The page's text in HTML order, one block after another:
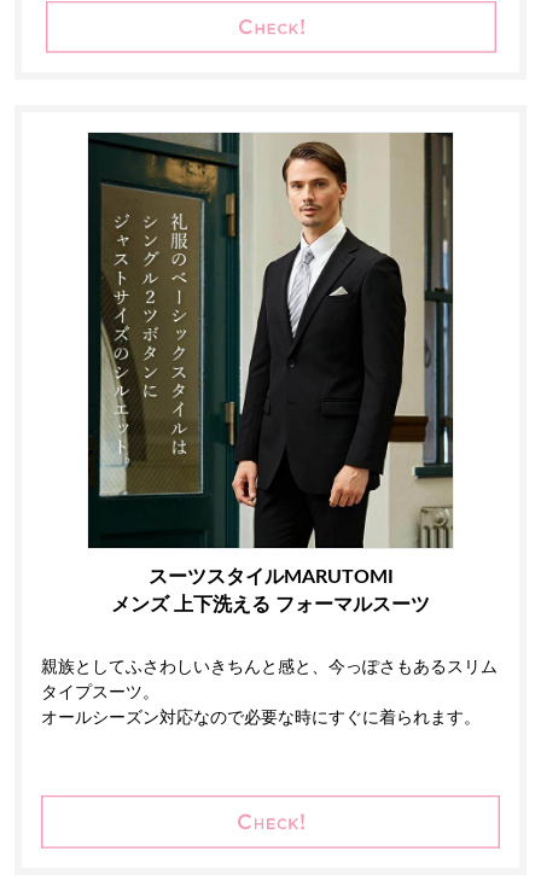
スーツスタイルMARUTOMI
メンズ 上下洗える フォーマルスーツ
親族としてふさわしいきちんと感と、今っぽさもあるスリム
タイプスーツ。
オールシーズン対応なので必要な時にすぐに着られます。